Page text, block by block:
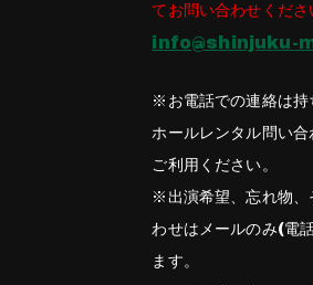
てお問い合わせくださ
info@shinjuku-
※お電話での連絡は持
ホールレンタル問い
ご利用ください。
※出演希望、忘れ物、
わせはメールのみ(電
ます。